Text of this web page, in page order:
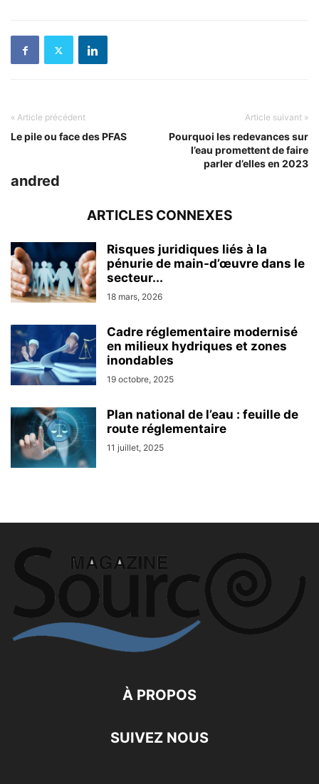
« Article précédent
Le pile ou face des PFAS
Article suivant »
Pourquoi les redevances sur
l’eau promettent de faire
parler d’elles en 2023
andred
ARTICLES CONNEXES
Risques juridiques liés à la
pénurie de main-d’œuvre dans le
secteur...
18 mars, 2026
Cadre réglementaire modernisé
en milieux hydriques et zones
inondables
19 octobre, 2025
Plan national de l’eau : feuille de
route réglementaire
11 juillet, 2025
À PROPOS
SUIVEZ NOUS